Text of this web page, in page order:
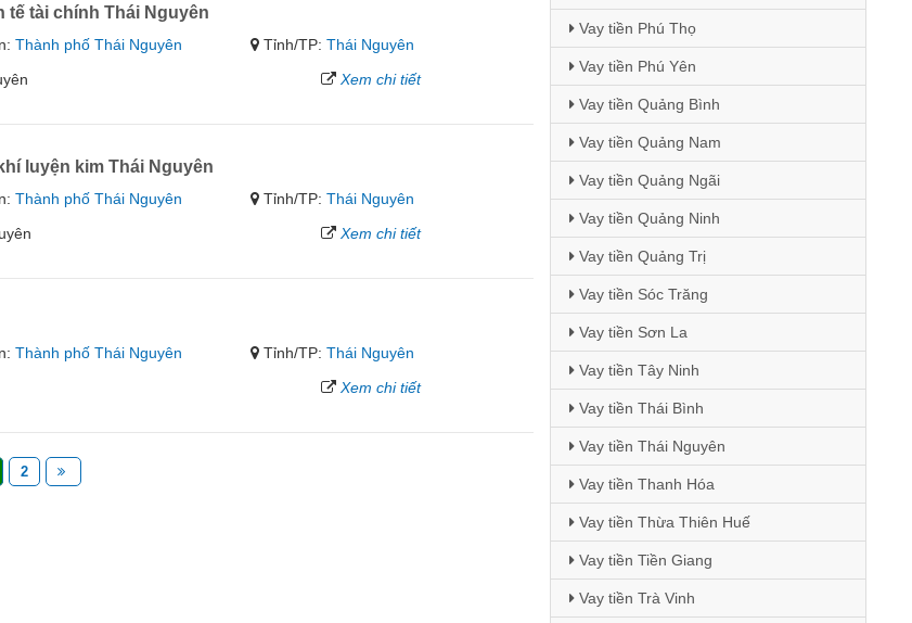
tế tài chính Thái Nguyên
Thành phố Thái Nguyên Tỉnh/TP:Thái Nguyên
Xem chi tiết
luyện kim Thái Nguyên
Thành phố Thái Nguyên Tỉnh/TP:Thái Nguyên
Xem chi tiết
Thành phố Thái Nguyên Tỉnh/TP:Thái Nguyên
Xem chi tiết
2
Vay tiền Phú Thọ
Vay tiền Phú Yên
Vay tiền Quảng Bình
Vay tiền Quảng Nam
Vay tiền Quảng Ngãi
Vay tiền Quảng Ninh
Vay tiền Quảng Trị
Vay tiền Sóc Trăng
Vay tiền Sơn La
Vay tiền Tây Ninh
Vay tiền Thái Bình
Vay tiền Thái Nguyên
Vay tiền Thanh Hóa
Vay tiền Thừa Thiên Huế
Vay tiền Tiền Giang
Vay tiền Trà Vinh